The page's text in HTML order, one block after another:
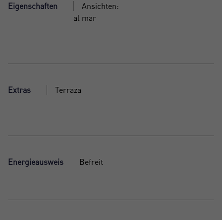
Eigenschaften
Ansichten:
al mar
Extras Terraza
Energieausweis Befreit